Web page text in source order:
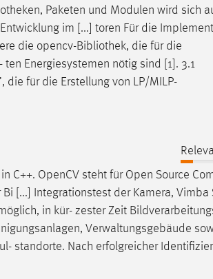
, Paketen und Modulen wird sich
im [...] toren Für die
die opencv-Bibliothek, die für die
Energiesystemen nötig sind [1]. 3.1
die für die Erstellung von LP/MILP-
C++. OpenCV steht für Open Source
[...] Integrationstest der Kamera, Vimba
in kür- zester Zeit
Verwaltungsgebäude
standorte. Nach erfolgreicher